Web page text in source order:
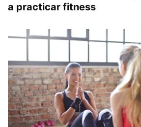
a practicar fitness